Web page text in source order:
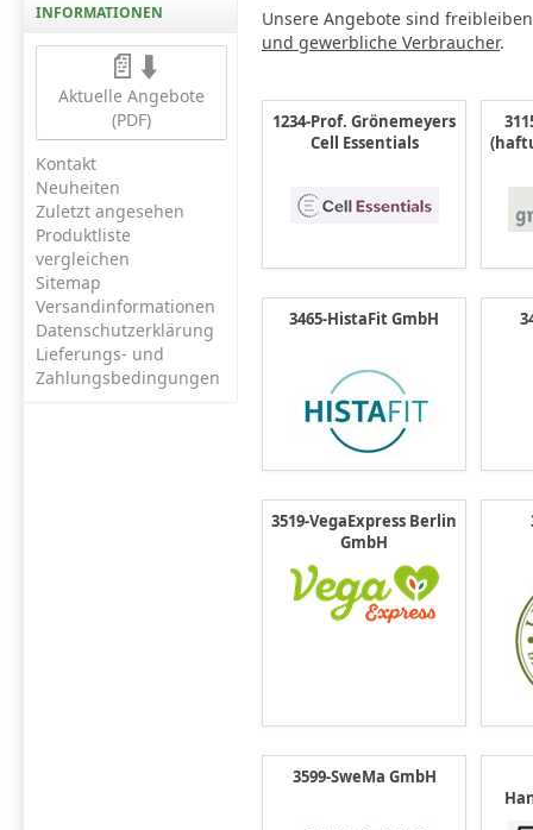
INFORMATIONEN
📄⬇️
Aktuelle Angebote
(PDF)
Kontakt
Neuheiten
Zuletzt angesehen
Produktliste
vergleichen
Sitemap
Versandinformationen
Datenschutzerklärung
Lieferungs- und
Zahlungsbedingungen
Unsere Angebote sind
und gewerbliche Verbraucher.
1234-Prof. Grönemeyers
Cell Essentials
3465-HistaFit GmbH
3519-VegaExpress Berlin
GmbH
3599-SweMa GmbH